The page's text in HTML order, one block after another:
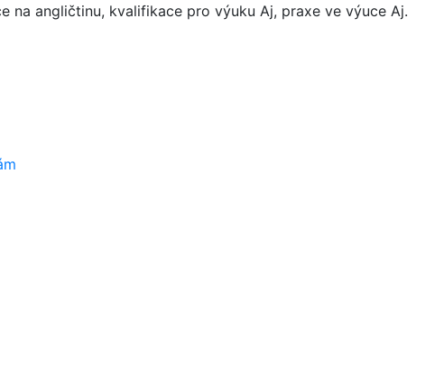
na angličtinu, kvalifikace pro výuku Aj, praxe ve výuce Aj.